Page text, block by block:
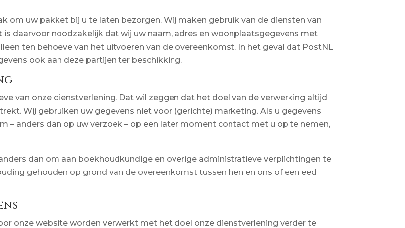
om uw pakket bij u te laten bezorgen. Wij maken gebruik van de diensten van
is daarvoor noodzakelijk dat wij uw naam, adres en woonplaatsgegevens met
ten behoeve van het uitvoeren van de overeenkomst. In het geval dat PostNL
ook aan deze partijen ter beschikking.
van onze dienstverlening. Dat wil zeggen dat het doel van de verwerking altijd
Wij gebruiken uw gegevens niet voor (gerichte) marketing. Als u gegevens
– anders dan op uw verzoek – op een later moment contact met u op te nemen,
dan om aan boekhoudkundige en overige administratieve verplichtingen te
gehouden op grond van de overeenkomst tussen hen en ons of een eed
onze website worden verwerkt met het doel onze dienstverlening verder te